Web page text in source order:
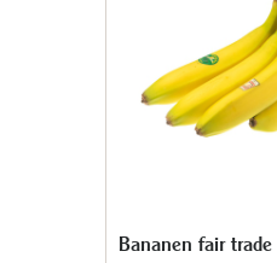
Bananen fair trade